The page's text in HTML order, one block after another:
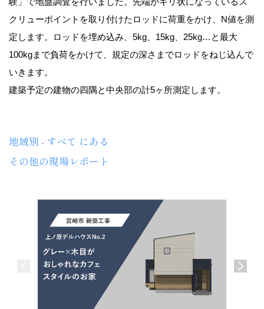
クリューポイントを取り付けたロッドに荷重をかけ、N値を測
定します。ロッドを埋め込み、5kg、15kg、25kg…と最大
100kgまで負荷をかけて、規定の深さまでロッドをねじ込んで
いきます。
建築予定の建物の四隅と中央部の計5ヶ所測定します。
地域別 - すべて にある
その他の現場レポート